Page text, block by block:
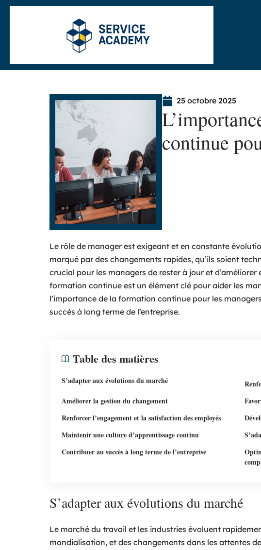
25 octobre 2025
continue
Le rôle de manager est exigeant et en constante
marqué par des changements rapides, qu’ils soient
crucial pour les managers de rester à jour et
formation continue est un élément clé pour aider les
l’importance de la formation continue pour les
succès à long terme de l’entreprise.
Table des matières
S’adapter aux évolutions du marché
Améliorer la gestion du changement
Renforcer l’engagement et la satisfaction des employés
Maintenir une culture d’apprentissage continu
Contribuer au succès à long terme de l’entreprise
S’adapter aux évolutions du marché
Le marché du travail et les industries évoluent
mondialisation, et des changements dans les attentes